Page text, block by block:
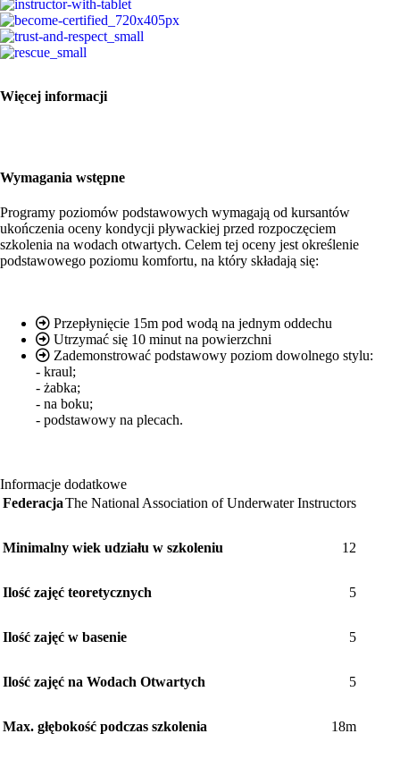
Więcej informacji
Wymagania wstępne
Programy poziomów podstawowych wymagają od kursantów
ukończenia oceny kondycji pływackiej przed rozpoczęciem
szkolenia na wodach otwartych. Celem tej oceny jest określenie
podstawowego poziomu komfortu, na który składają się:
Przepłynięcie 15m pod wodą na jednym oddechu
Utrzymać się 10 minut na powierzchni
Zademonstrować podstawowy poziom dowolnego stylu:
- kraul;
- żabka;
- na boku;
- podstawowy na plecach.
Informacje dodatkowe
FederacjaThe National Association of Underwater Instructors
Minimalny wiek udziału w szkoleniu 12
Ilość zajęć teoretycznych 5
Ilość zajęć w basenie 5
Ilość zajęć na Wodach Otwartych 5
Max. głębokość podczas szkolenia 18m